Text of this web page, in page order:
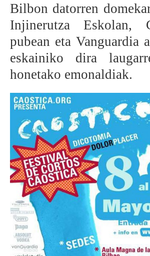
ARGAZKIAK
... AUKERA GEHIAGO
Bilbon datorren
Injinerutza Eskolan,
pubean eta Vanguardia
eskainiko dira
honetako emonaldiak.